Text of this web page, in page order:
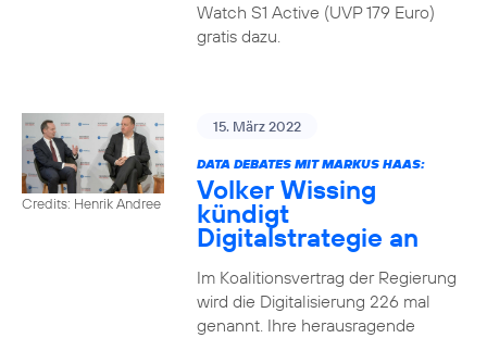
Watch S1 Active (UVP 179 Euro)
gratis dazu.
Credits: Henrik Andree
15. März 2022
DATA DEBATES MIT MARKUS HAAS:
Volker Wissing
kündigt
Digitalstrategie an
Im Koalitionsvertrag der Regierung
wird die Digitalisierung 226 mal
genannt. Ihre herausragende